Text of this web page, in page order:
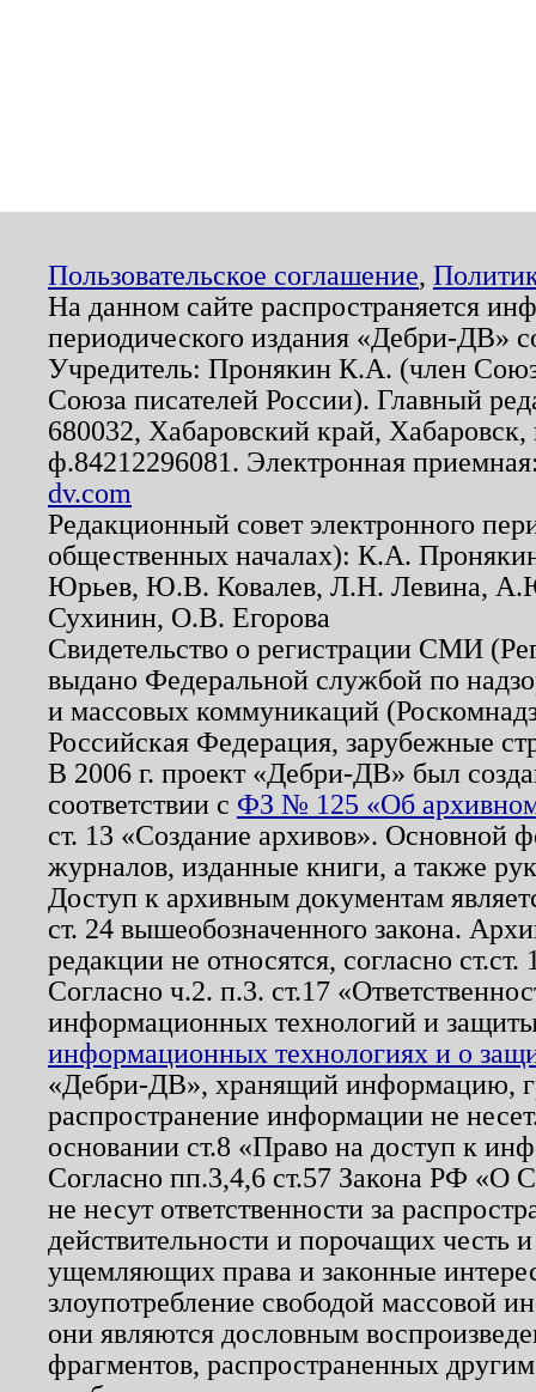
Пользовательское соглашение,
На данном сайте распространяется
периодического издания «Дебри-ДВ»
Учредитель: Пронякин К.А. (член
Союза писателей России). Главный
680032, Хабаровский край,
ф.84212296081. Электронная
dv.com
Редакционный совет электронного
общественных началах): К.А.
Юрьев, Ю.В. Ковалев, Л.Н. Левина,
Сухинин, О.В. Егорова
Свидетельство о регистрации СМИ
выдано Федеральной службой по
и массовых коммуникаций
Российская Федерация, зарубежные
В 2006 г. проект «Дебри-ДВ» был
соответствии с ФЗ № 125 «Об
ст. 13 «Создание архивов». Основной
журналов, изданные книги, а также
Доступ к архивным документам
ст. 24 вышеобозначенного закона.
редакции не относятся, согласно
Согласно ч.2. п.3. ст.17
информационных технологий и
информационных технологиях и о
«Дебри-ДВ», хранящий информацию,
распространение информации не
основании ст.8 «Право на доступ к
Согласно пп.3,4,6 ст.57 Закона РФ «О
не несут ответственности за
действительности и порочащих честь
ущемляющих права и законные
злоупотребление свободой массовой
они являются дословным
фрагментов, распространенных